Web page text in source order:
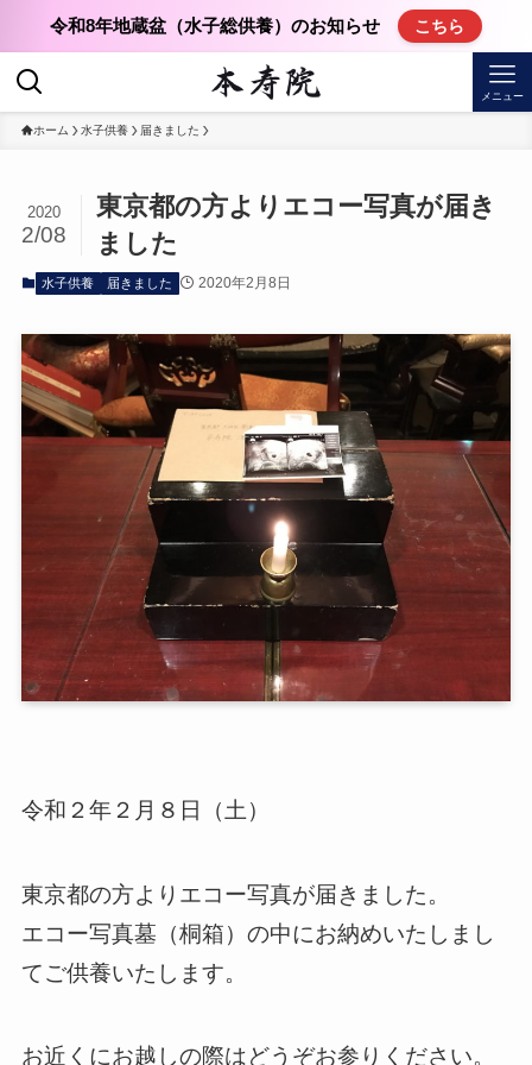
令和8年地蔵盆（水子総供養）のお知らせ こちら
メニュー
ホーム 水子供養 届きました
東京都の方よりエコー写真が届き
ました
2020
2/08
水子供養 届きました 2020年2月8日
令和２年２月８日（土）
東京都の方よりエコー写真が届きました。
エコー写真墓（桐箱）の中にお納めいたしまし
てご供養いたします。
お近くにお越しの際はどうぞお参りください。